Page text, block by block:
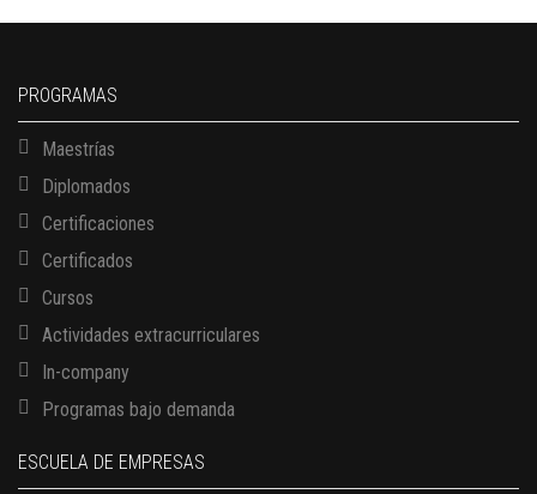
PROGRAMAS
Maestrías
Diplomados
Certificaciones
Certificados
Cursos
Actividades extracurriculares
In-company
Programas bajo demanda
ESCUELA DE EMPRESAS